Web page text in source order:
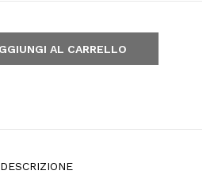
AL CARRELLO
DESCRIZIONE